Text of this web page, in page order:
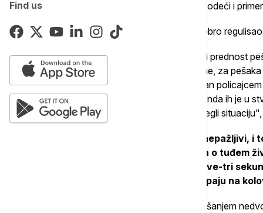
Find usne stradaju u saobraćaju", rekao je on navodeći i
On je naveo da je zakonodavac u Srbiji dobro
"On je predvideo da vozač mora da ustupi prednost
na pešački prelaz. A onda je, s druge strane, za
što stupi na pešački prelaz koji nije regulisan
može da izvrši prelaženje, ne i da stupi. I onda ih je u
obrate pažnju na onog drugog kako bi izbegli
Vujanić kaže da uvek ima ljudi koji su nepažljivi,
povrede ili ne zato što ne vode računa o tuđem
koju mogu da izazovu time što samo dve-tri
pažnju da li nailazi automobil kada stupaju na
On navodi da pešaci treba da svojim ponašanjem